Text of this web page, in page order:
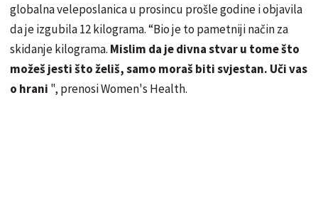
globalna veleposlanica u prosincu prošle godine i objavila
da je izgubila 12 kilograma. “Bio je to pametniji način za
skidanje kilograma. Mislim da je divna stvar u tome što
možeš jesti što želiš, samo moraš biti svjestan. Uči vas
o hrani ", prenosi Women's Health.